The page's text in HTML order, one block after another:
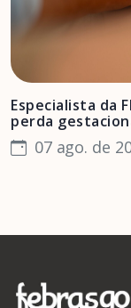
Especialista da
perda
07 ago. de